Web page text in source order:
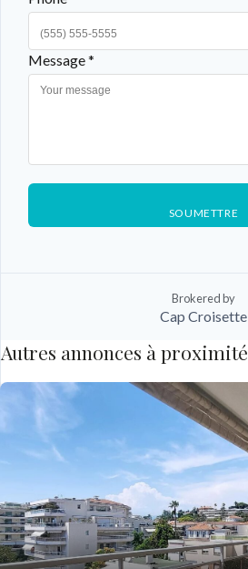
Message *
SOUMETTRE
Brokered by
Cap Croisette
Autres annonces à proximité